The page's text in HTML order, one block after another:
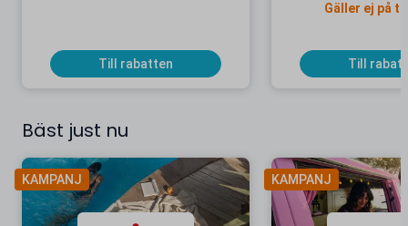
Till rabatten
Gäller ej på
Till
Bäst just nu
KAMPANJ KAMPANJ